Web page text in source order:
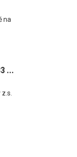
na
...